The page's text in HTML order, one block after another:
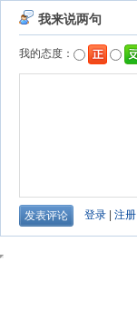
我来说两句
我的态度：
登录 注册